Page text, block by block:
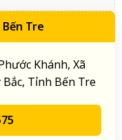
Bến Tre
Khánh, Xã
Tỉnh Bến Tre